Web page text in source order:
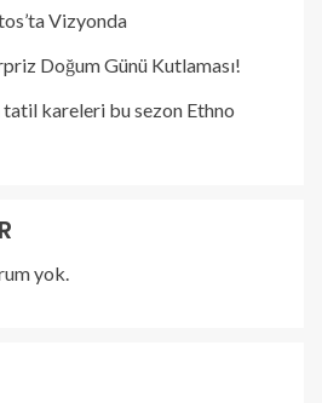
Vizyonda
Doğum Günü Kutlaması!
tatil kareleri bu sezon Ethno
yok.